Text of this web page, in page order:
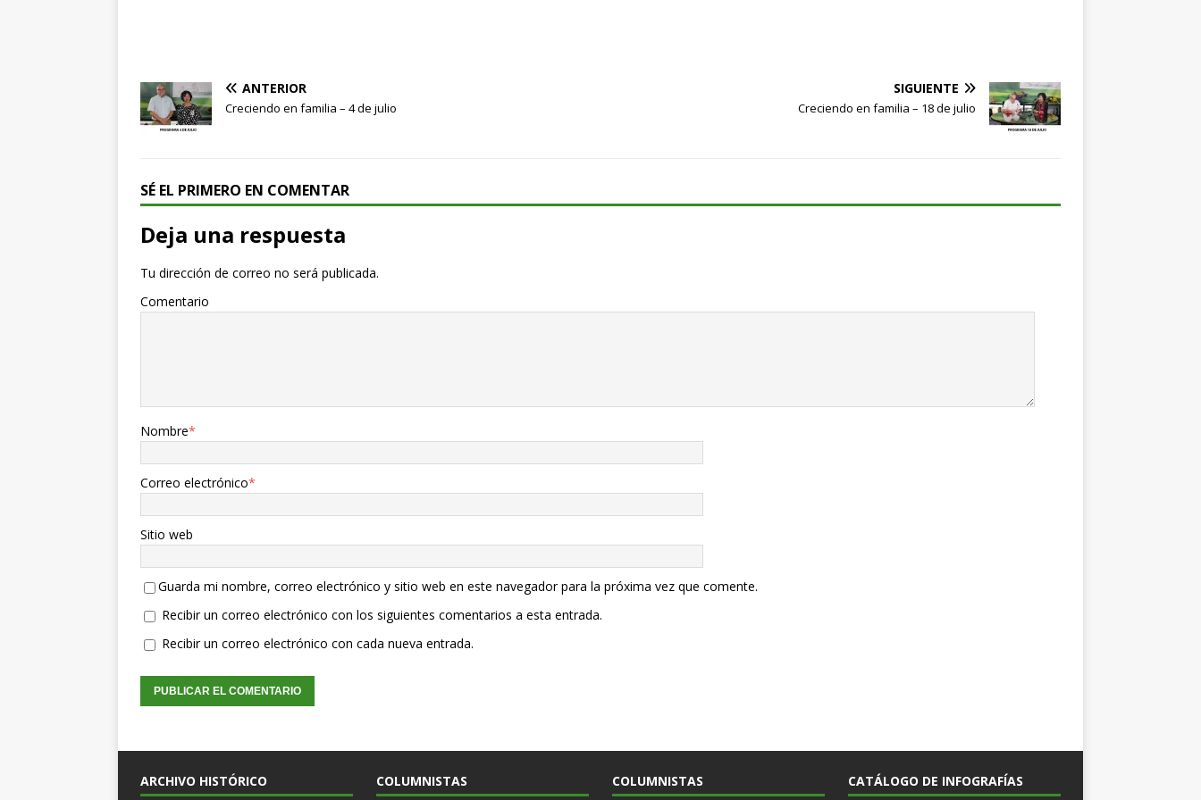
ANTERIOR
Creciendo en familia – 4 de julio
SIGUIENTE
Creciendo en familia – 18 de julio
SÉ EL PRIMERO EN COMENTAR
Deja una respuesta
Tu dirección de correo no será publicada.
Comentario
Nombre*
Correo electrónico*
Sitio web
Guarda mi nombre, correo electrónico y sitio web en este navegador para la próxima vez que comente.
Recibir un correo electrónico con los siguientes comentarios a esta entrada.
Recibir un correo electrónico con cada nueva entrada.
ARCHIVO HISTÓRICO COLUMNISTAS COLUMNISTAS CATÁLOGO DE INFOGRAFÍAS